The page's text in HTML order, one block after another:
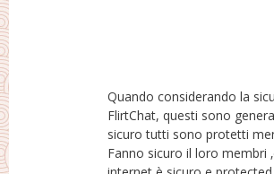
Quando considerando la
FlirtChat, questi sono
sicuro tutti sono protetti
Fanno sicuro il loro membri
segnalare qualsiasi
internet. Dopo further
effettivamente provato